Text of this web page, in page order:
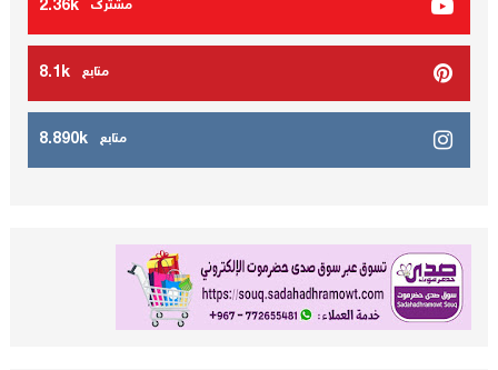
2.36k مشترك
8.1k متابع
8.890k متابع